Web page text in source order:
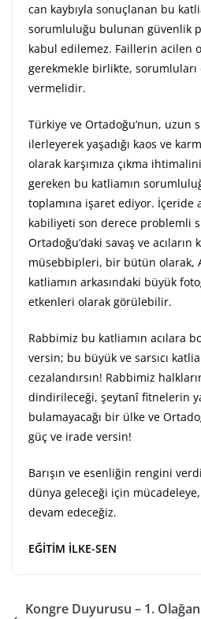
can kaybıyla sonuçlanan bu
sorumluluğu bulunan güvenlik
kabul edilemez. Faillerin acilen
gerekmekle birlikte,
vermelidir.
Türkiye ve Ortadoğu’nun, uzun
ilerleyerek yaşadığı kaos ve
olarak karşımıza çıkma
gereken bu katliamın
toplamına işaret ediyor. İçeride
kabiliyeti son derece problemli
Ortadoğu’daki savaş ve acıların
müsebbipleri, bir bütün olarak,
katliamın arkasındaki büyük
etkenleri olarak görülebilir.
Rabbimiz bu katliamın acılara
versin; bu büyük ve sarsıcı
cezalandırsın! Rabbimiz
dindirileceği, şeytanî fitnelerin
bulamayacağı bir ülke ve
güç ve irade versin!
Barışın ve esenliğin rengini
dünya geleceği için
devam edeceğiz.
EĞİTİM İLKE-SEN
Kongre Duyurusu – 1.